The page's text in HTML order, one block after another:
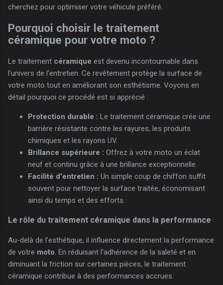
cherchez pour optimiser votre véhicule préféré.
Pourquoi choisir le traitement
céramique pour votre moto ?
Le traitement céramique est devenu incontournable dans
l'univers de l'entretien. Ce revêtement protège la surface de
votre moto tout en améliorant son esthétisme. Voyons en
détail pourquoi ce procédé est si apprécié :
Protection durable : Le traitement céramique crée une
barrière résistante contre les rayures, les produits
chimiques et les rayons UV.
Brillance supérieure : Offrez à votre moto un éclat
neuf et continu grâce à une brillance exceptionnelle.
Facilité d'entretien : Un simple coup de chiffon suffit
souvent pour nettoyer la surface traitée, économisant
ainsi du temps et des efforts.
Le rôle du traitement céramique dans la performance
Au-delà de l'esthétique, il influence directement la performance
de votre moto. En réduisant l'adhérence de la saleté et en
diminuant la friction sur certaines pièces, le traitement
céramique contribue à des performances accrues.